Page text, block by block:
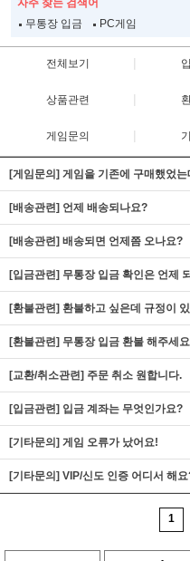
자주 찾는 검색어
무통장 입금
PC게임
전체보기 |
상품관련 |
게임문의 |
[게임문의] 게임을 기존에 구매했었
[배송관련] 언제 배송되나요?
[배송관련] 배송되면 언제쯤 오나요?
[입금관련] 무통장 입금 확인은 언제
[환불관련] 환불하고 싶은데 규정이
[환불관련] 무통장 입금 환불 해주세
[교환/취소관련] 주문 취소 원합니다.
[입금관련] 입금 계좌는 무엇인가요?
[기타문의] 게임 오류가 났어요!
[기타문의] VIP/신도 인증 어디서 해
1